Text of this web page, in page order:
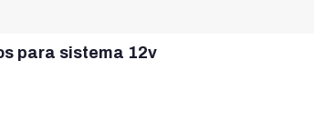
para sistema 12v